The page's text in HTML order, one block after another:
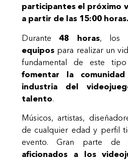
participantes el próximo
a partir de las 15:00 horas.
Durante48 horas, los
equipospara realizar un
fundamental de este
fomentar la comunidad
industria del
talento.
Músicos, artistas,
de cualquier edad y perfil
evento. Gran parte de
aficionados a los